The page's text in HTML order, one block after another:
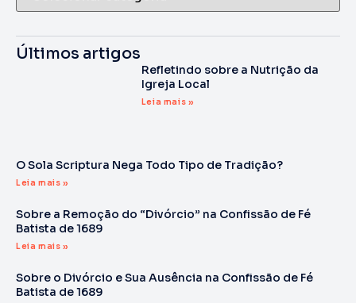
Últimos artigos
Refletindo sobre a Nutrição da
Igreja Local
Leia mais »
O Sola Scriptura Nega Todo Tipo de Tradição?
Leia mais »
Sobre a Remoção do “Divórcio” na Confissão de Fé
Batista de 1689
Leia mais »
Sobre o Divórcio e Sua Ausência na Confissão de Fé
Batista de 1689